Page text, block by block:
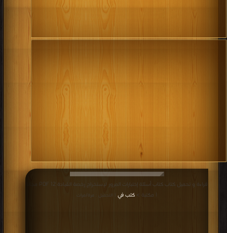
| مكتبة > كتب في | التحميل : مرة/مرات